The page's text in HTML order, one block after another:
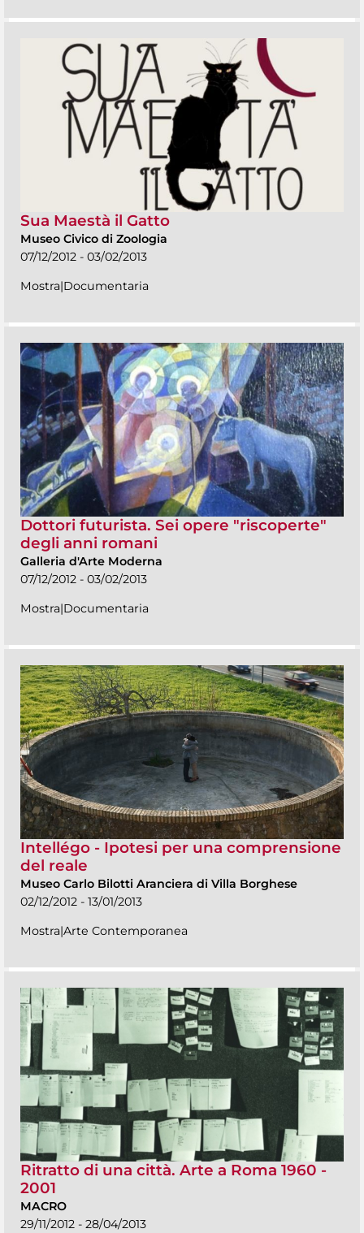
Sua Maestà il Gatto
Museo Civico di Zoologia
07/12/2012 - 03/02/2013
Mostra|Documentaria
Dottori futurista. Sei opere "riscoperte"
degli anni romani
Galleria d'Arte Moderna
07/12/2012 - 03/02/2013
Mostra|Documentaria
Intellégo - Ipotesi per una comprensione
del reale
Museo Carlo Bilotti Aranciera di Villa Borghese
02/12/2012 - 13/01/2013
Mostra|Arte Contemporanea
Ritratto di una città. Arte a Roma 1960 -
2001
MACRO
29/11/2012 - 28/04/2013